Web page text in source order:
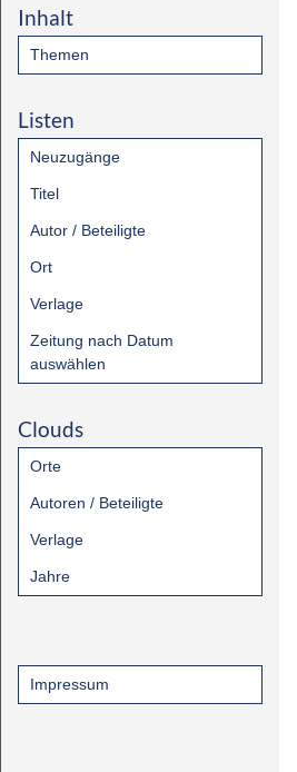
Inhalt
Themen
Listen
Neuzugänge
Titel
Autor / Beteiligte
Ort
Verlage
Zeitung nach Datum
auswählen
Clouds
Orte
Autoren / Beteiligte
Verlage
Jahre
Impressum